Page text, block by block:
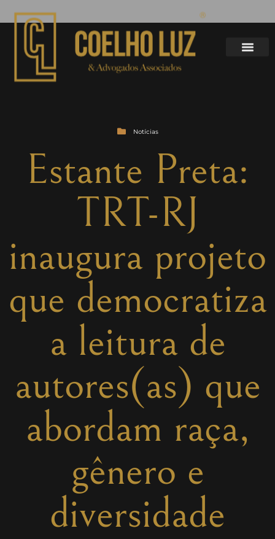
Notícias
Estante Preta:
TRT-RJ
inaugura projeto
que democratiza
a leitura de
autores(as) que
abordam raça,
gênero e
diversidade